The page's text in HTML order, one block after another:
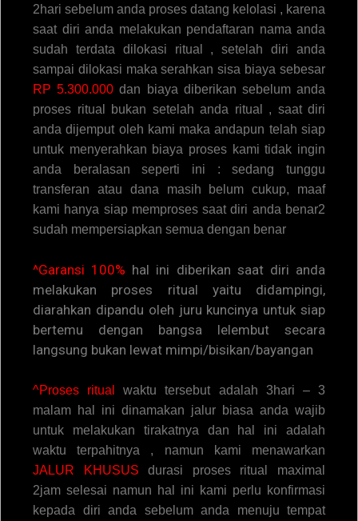
2hari sebelum anda proses datang kelolasi , karena
saat diri anda melakukan pendaftaran nama anda
sudah terdata dilokasi ritual , setelah diri anda
sampai dilokasi maka serahkan sisa biaya sebesar
RP 5.300.000 dan biaya diberikan sebelum anda
proses ritual bukan setelah anda ritual , saat diri
anda dijemput oleh kami maka andapun telah siap
untuk menyerahkan biaya proses kami tidak ingin
anda beralasan seperti ini : sedang tunggu
transferan atau dana masih belum cukup, maaf
kami hanya siap memproses saat diri anda benar2
sudah mempersiapkan semua dengan benar
^Garansi 100% hal ini diberikan saat diri anda
melakukan proses ritual yaitu didampingi,
diarahkan dipandu oleh juru kuncinya untuk siap
bertemu dengan bangsa lelembut secara
langsung bukan lewat mimpi/bisikan/bayangan
^Proses ritual
waktu tersebut adalah 3hari – 3
malam hal ini dinamakan jalur biasa anda wajib
untuk melakukan tirakatnya dan hal ini adalah
waktu terpahitnya , namun kami menawarkan
JALUR KHUSUS durasi proses ritual maximal
2jam selesai namun hal ini kami perlu konfirmasi
kepada diri anda sebelum anda menuju tempat